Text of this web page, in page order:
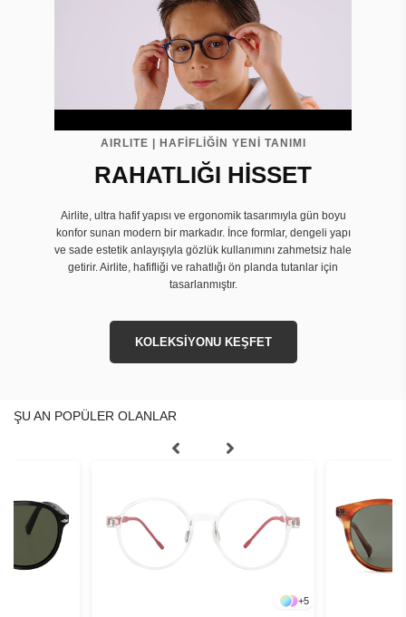
AIRLITE | HAFİFLİĞİN YENİ TANIMI
RAHATLIĞI HİSSET
Airlite, ultra hafif yapısı ve ergonomik tasarımıyla gün boyu
konfor sunan modern bir markadır. İnce formlar, dengeli yapı
ve sade estetik anlayışıyla gözlük kullanımını zahmetsiz hale
getirir. Airlite, hafifliği ve rahatlığı ön planda tutanlar için
tasarlanmıştır.
KOLEKSİYONU KEŞFET
ŞU AN POPÜLER OLANLAR
+5